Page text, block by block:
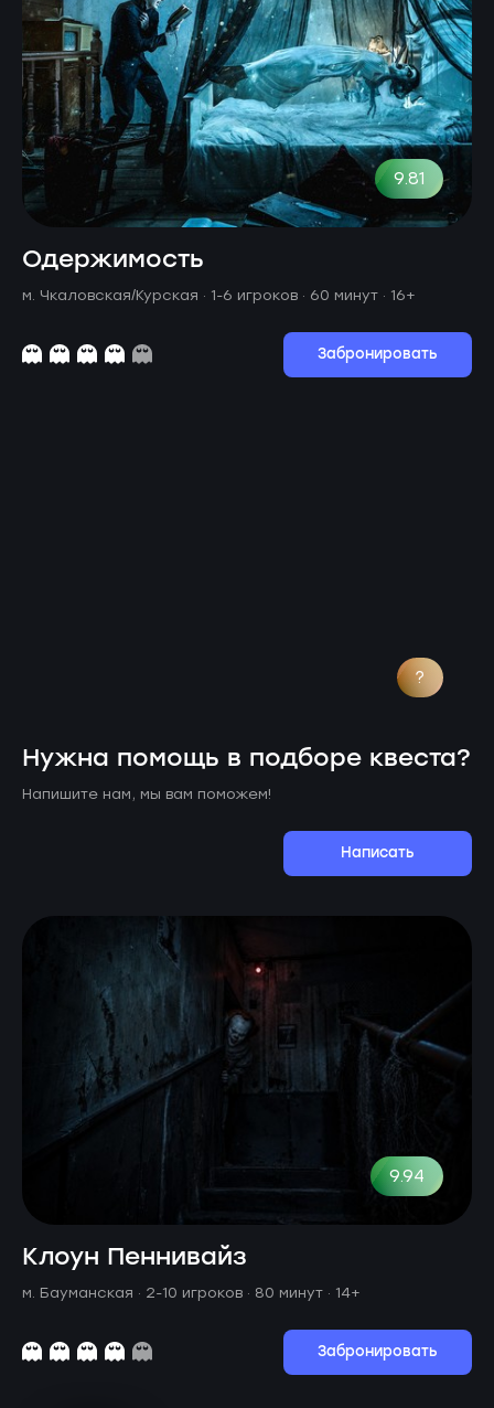
9.81
Одержимость
м. Чкаловская/Курская · 1-6 игроков · 60 минут · 16+
Забронировать
?
Нужна помощь в подборе квеста?
Напишите нам, мы вам поможем!
Написать
9.94
Клоун Пеннивайз
м. Бауманская · 2-10 игроков · 80 минут · 14+
Забронировать